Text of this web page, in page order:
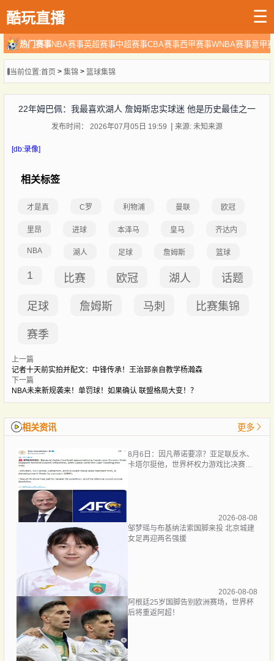
酷玩直播 ☰
热门赛事NBA赛事英超赛事中超赛事CBA赛事西甲赛事WNBA赛事意甲
当前位置:首页> 集锦 > 篮球集锦
22年姆巴佩：我最喜欢湖人 詹姆斯忠实球迷 他是历史最佳之一
发布时间： 2026年07月05日 19:59 来源: 未知来源
[db:录像]
相关标签
才是真 C罗 利物浦 曼联 欧冠
里昂 进球 本泽马 皇马 齐达内
NBA 湖人 足球 詹姆斯 篮球
1 比赛 欧冠 湖人 话题
足球 詹姆斯 马刺 比赛集锦
赛季
上一篇
记者十天前实拍并配文：中锋传承！王治郅亲自教学杨瀚森
下一篇
NBA未来新规袭来！单罚球！如果确认 联盟格局大变！？
相关资讯 更多
8月6日：因凡蒂诺要凉？亚足联反水、
卡塔尔挺他，世界杯权力游戏比决赛点
2026-08-08
邹梦瑶与布基纳法索国脚来投 北京城建
女足再迎两名强援
2026-08-08
阿根廷25岁国脚告别欧洲赛场，世界杯
后将重返阿超！